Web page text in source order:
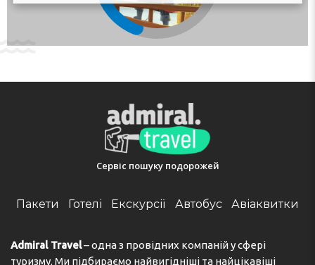
Сервіс пошуку подорожей
Пакети Готелі Екскурсії Автобус Авіаквитки
Admiral Travel– одна з провідних компаній у сфері
туризму. Ми підбираємо найвигідніші та найцікавіші